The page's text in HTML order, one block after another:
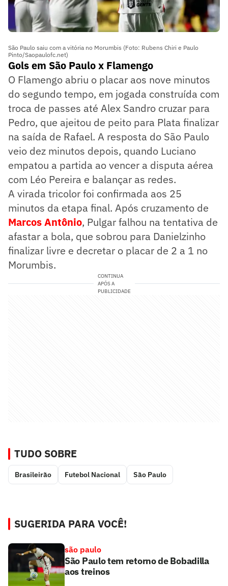
São Paulo saiu com a vitória no Morumbis (Foto: Rubens Chiri e Paulo
Pinto/Saopaulofc.net)
Gols em São Paulo x Flamengo
O Flamengo abriu o placar aos nove minutos
do segundo tempo, em jogada construída com
troca de passes até Alex Sandro cruzar para
Pedro, que ajeitou de peito para Plata finalizar
na saída de Rafael. A resposta do São Paulo
veio dez minutos depois, quando Luciano
empatou a partida ao vencer a disputa aérea
com Léo Pereira e balançar as redes.
A virada tricolor foi confirmada aos 25
minutos da etapa final. Após cruzamento de
Marcos Antônio, Pulgar falhou na tentativa de
afastar a bola, que sobrou para Danielzinho
finalizar livre e decretar o placar de 2 a 1 no
Morumbis.
CONTINUA
APÓS A
PUBLICIDADE
TUDO SOBRE
Brasileirão Futebol Nacional São Paulo
SUGERIDA PARA VOCÊ!
são paulo
São Paulo tem retorno de Bobadilla
aos treinos